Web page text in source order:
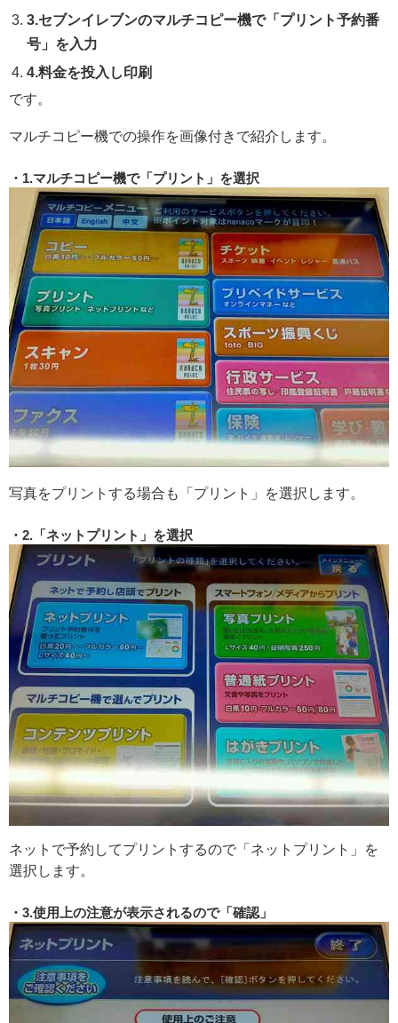
3.セブンイレブンのマルチコピー機で「プリント予約番
号」を入力
4.料金を投入し印刷
です。
マルチコピー機での操作を画像付きで紹介します。
1.マルチコピー機で「プリント」を選択
写真をプリントする場合も「プリント」を選択します。
2.「ネットプリント」を選択
ネットで予約してプリントするので「ネットプリント」を
選択します。
3.使用上の注意が表示されるので「確認」